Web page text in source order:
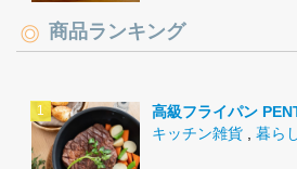
商品ランキング
高級フライパン
キッチン雑貨
暮ら